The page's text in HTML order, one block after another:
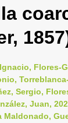
g
l
n
a
i
Flores-
Sergio,
Juan,